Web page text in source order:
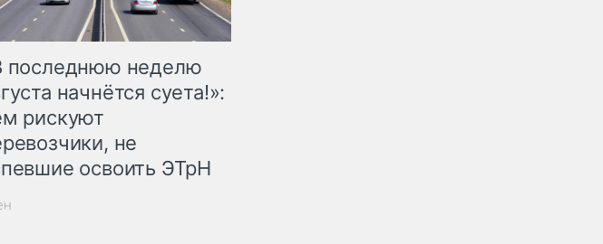
последнюю неделю
начнётся суета!»:
рискуют
не
освоить ЭТрН